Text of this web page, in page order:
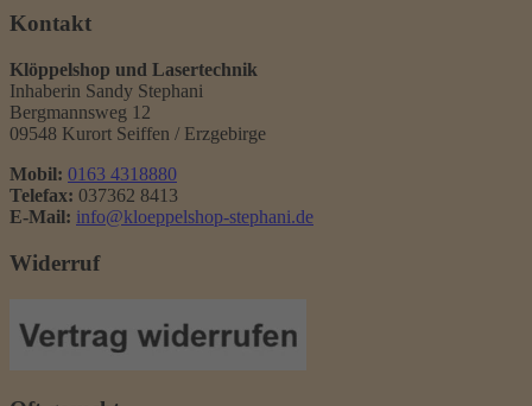
Kontakt
Klöppelshop und Lasertechnik
Inhaberin Sandy Stephani
Bergmannsweg 12
09548 Kurort Seiffen / Erzgebirge
Mobil: 0163 4318880
Telefax: 037362 8413
E-Mail: info@kloeppelshop-stephani.de
Widerruf